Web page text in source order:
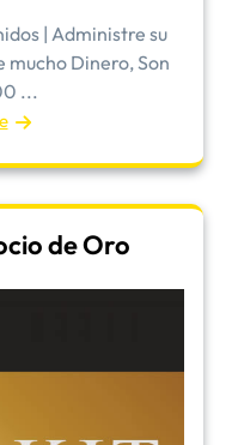
| Administre su
mucho Dinero, Son
...
de Oro